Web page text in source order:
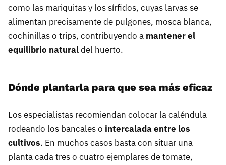
como las mariquitas y los sírfidos, cuyas larvas se
alimentan precisamente de pulgones, mosca blanca,
cochinillas o trips, contribuyendo a mantener el
equilibrio naturaldel huerto.
Dónde plantarla para que sea más eficaz
Los especialistas recomiendan colocar la caléndula
rodeando los bancales o intercalada entre los
cultivos. En muchos casos basta con situar una
planta cada tres o cuatro ejemplares de tomate,